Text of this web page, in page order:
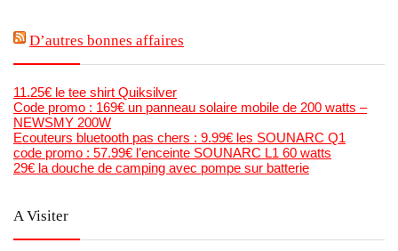
D’autres bonnes affaires
11.25€ le tee shirt Quiksilver
Code promo : 169€ un panneau solaire mobile de 200 watts –
NEWSMY 200W
Ecouteurs bluetooth pas chers : 9.99€ les SOUNARC Q1
code promo : 57.99€ l’enceinte SOUNARC L1 60 watts
29€ la douche de camping avec pompe sur batterie
A Visiter